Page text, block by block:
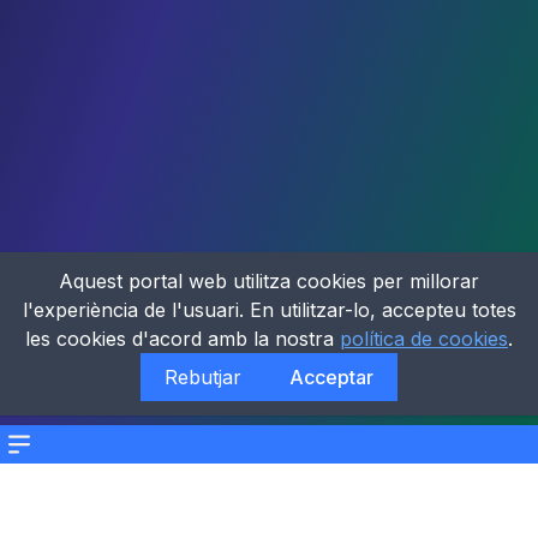
Menu
Aquest portal web utilitza cookies per millorar
l'experiència de l'usuari. En utilitzar-lo, accepteu totes
les cookies d'acord amb la nostra política de cookies.
Rebutjar
Acceptar